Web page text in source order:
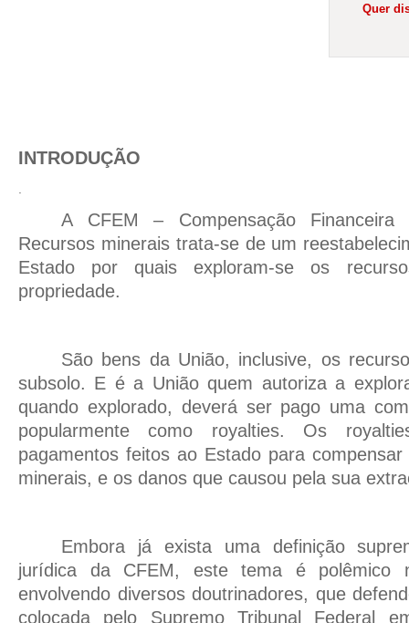
Quer
INTRODUÇÃO
A CFEM – Compensação Financeira
Recursos minerais trata-se de um
Estado por quais exploram-se os
propriedade.
São bens da União, inclusive, os
subsolo. E é a União quem autoriza a
quando explorado, deverá ser pago uma
popularmente como royalties. Os
pagamentos feitos ao Estado para
minerais, e os danos que causou pela sua
Embora já exista uma definição
jurídica da CFEM, este tema é polêmico
envolvendo diversos doutrinadores, que
colocada pelo Supremo Tribunal Federal